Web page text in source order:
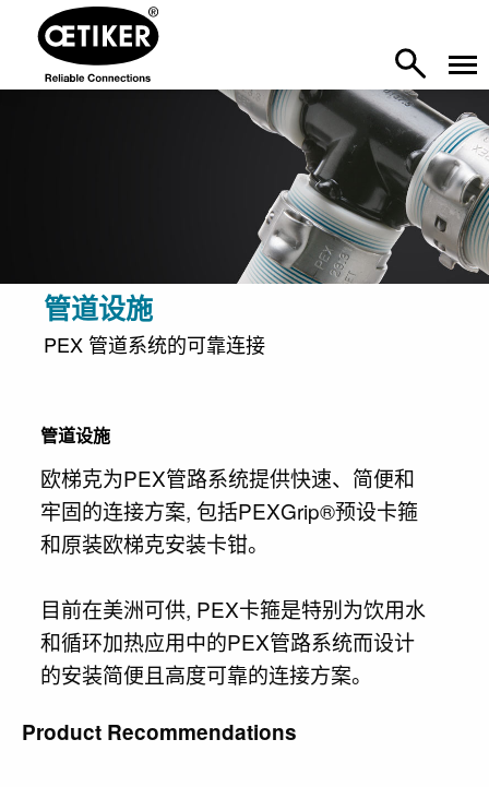
管道设施
PEX 管道系统的可靠连接
管道设施
欧梯克为PEX管路系统提供快速、简便和
牢固的连接方案, 包括PEXGrip®预设卡箍
和原装欧梯克安装卡钳。
目前在美洲可供, PEX卡箍是特别为饮用水
和循环加热应用中的PEX管路系统而设计
的安装简便且高度可靠的连接方案。
Product Recommendations